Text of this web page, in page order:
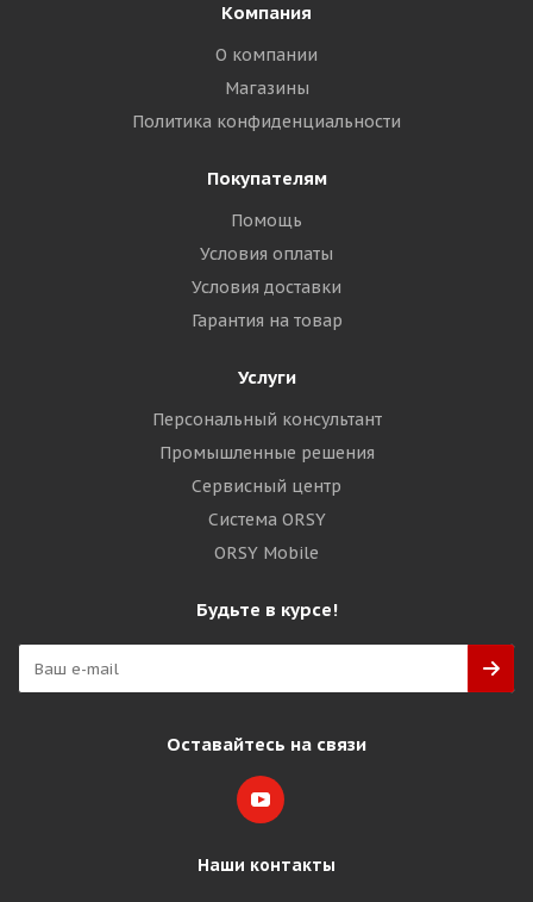
Компания
О компании
Магазины
Политика конфиденциальности
Покупателям
Помощь
Условия оплаты
Условия доставки
Гарантия на товар
Услуги
Персональный консультант
Промышленные решения
Сервисный центр
Система ORSY
ORSY Mobile
Будьте в курсе!
Оставайтесь на связи
Наши контакты